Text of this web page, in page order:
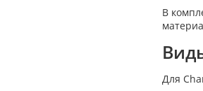
В
Для